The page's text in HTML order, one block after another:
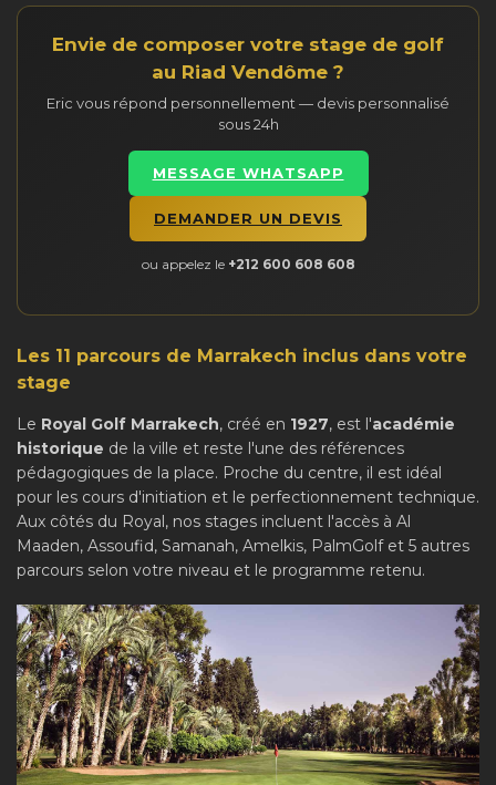
Envie de composer votre stage de golf
au Riad Vendôme ?
Eric vous répond personnellement — devis personnalisé
sous 24h
MESSAGE WHATSAPP
DEMANDER UN DEVIS
ou appelez le +212 600 608 608
Les 11 parcours de Marrakech inclus dans votre
stage
Le Royal Golf Marrakech, créé en 1927, est l'académie
historique de la ville et reste l'une des références
pédagogiques de la place. Proche du centre, il est idéal
pour les cours d'initiation et le perfectionnement technique.
Aux côtés du Royal, nos stages incluent l'accès à Al
Maaden, Assoufid, Samanah, Amelkis, PalmGolf et 5 autres
parcours selon votre niveau et le programme retenu.